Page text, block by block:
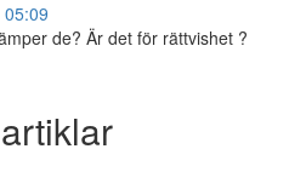
de? Är det för rättvishet ?